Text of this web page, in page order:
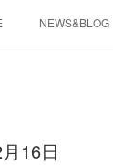
NEWS&BLOG
16日